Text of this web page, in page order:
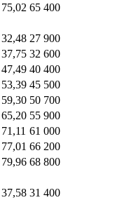
75,02 65 400
32,48 27 900
37,75 32 600
47,49 40 400
53,39 45 500
59,30 50 700
65,20 55 900
71,11 61 000
77,01 66 200
79,96 68 800
37,58 31 400